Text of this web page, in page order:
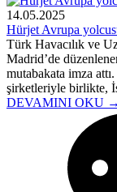
14.05.2025
Hürjet Avrupa
Türk Havacılık ve
Madrid’de
mutabakata imza
şirketleriyle birlikte,
DEVAMINI OKU →